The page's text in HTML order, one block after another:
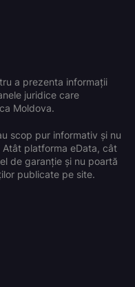
a prezenta informații
juridice care
Moldova.
scop pur informativ și nu
platforma eData, cât
de garanție și nu poartă
publicate pe site.